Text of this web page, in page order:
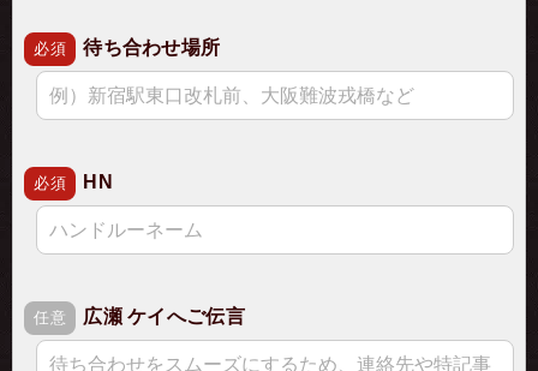
必須 待ち合わせ場所
必須 HN
任意 広瀬 ケイへご伝言